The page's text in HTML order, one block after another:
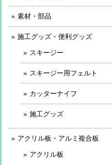
素材・部品
施工グッズ・便利グッズ
スキージー
スキージー用フェルト
カッターナイフ
施工グッズ
アクリル板・アルミ複合板
アクリル板